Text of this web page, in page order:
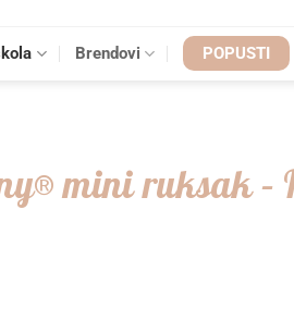
Brendovi POPUSTI
mini ruksak –